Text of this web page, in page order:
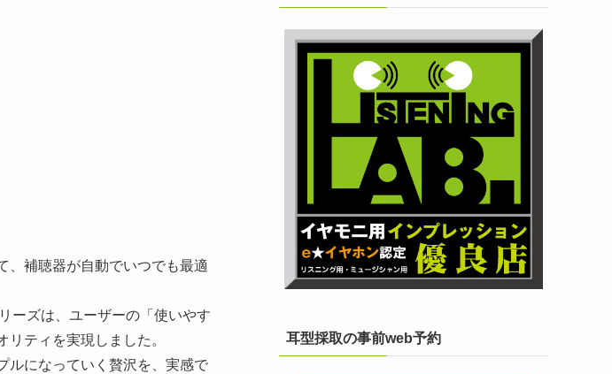
、補聴器が自動でいつでも最適
ーズは、ユーザーの「使いやす
ティを実現しました。
ルになっていく贅沢を、実感で
耳型採取の事前web予約